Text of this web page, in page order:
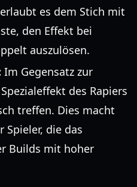
es dem Stich mit
den Effekt bei
auszulösen.
Im Gegensatz zur
des Rapiers
treffen. Dies macht
Spieler, die das
Builds mit hoher